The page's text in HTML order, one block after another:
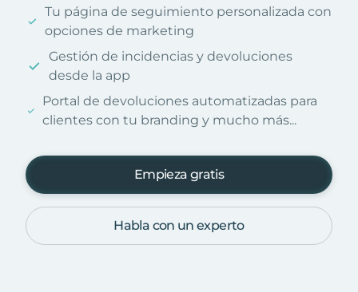
Tu página de seguimiento personalizada con
opciones de marketing
Gestión de incidencias y devoluciones
desde la app
Portal de devoluciones automatizadas para
clientes con tu branding y mucho más...
Empieza gratis
Habla con un experto